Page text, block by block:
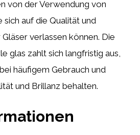
von der Verwendung von
sich auf die Qualität und
verlassen können. Die
glas zahlt sich langfristig aus,
häufigem Gebrauch und
und Brillanz behalten.